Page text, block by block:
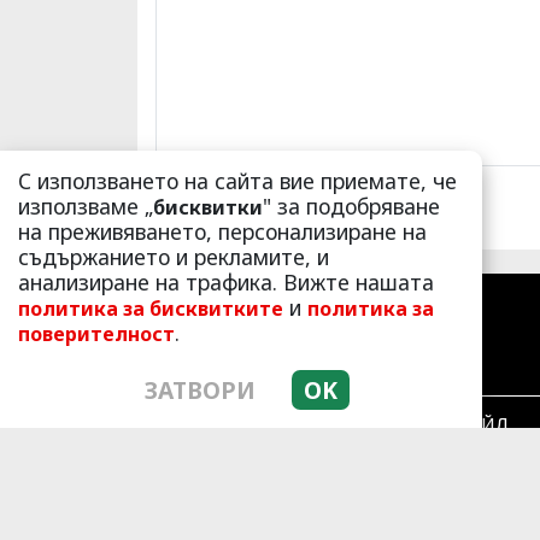
С използването на сайта вие приемате, че
използваме „бисквитки" за подобряване
на преживяването, персонализиране на
съдържанието и рекламите, и
анализиране на трафика. Вижте нашата
политика за бисквитките и политика за
поверителност.
ЗАТВОРИ OK
ЛАЙФСТАЙЛ